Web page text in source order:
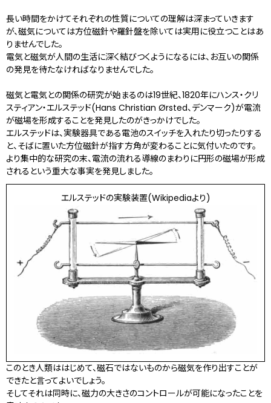
長い時間をかけてそれぞれの性質についての理解は深まっていきます
が、磁気については方位磁針や羅針盤を除いては実用に役立つことはあ
りませんでした。
電気と磁気が人間の生活に深く結びつくようになるには、お互いの関係
の発見を待たなければなりませんでした。
磁気と電気との関係の研究が始まるのは19世紀、1820年にハンス・クリ
スティアン・エルステッド(Hans Christian Ørsted、デンマーク)が電流
が磁場を形成することを発見したのがきっかけでした。
エルステッドは、実験器具である電池のスイッチを入れたり切ったりする
と、そばに置いた方位磁針が指す方角が変わることに気付いたのです。
より集中的な研究の末、電流の流れる導線のまわりに円形の磁場が形成
されるという重大な事実を発見しました。
エルステッドの実験装置(Wikipediaより)
このとき人類ははじめて、磁石ではないものから磁気を作り出すことが
できたと言ってよいでしょう。
そしてそれは同時に、磁力の大きさのコントロールが可能になったことを